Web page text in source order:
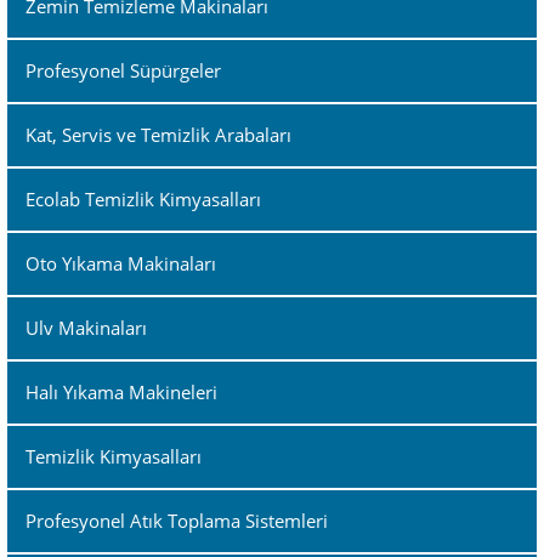
Zemin Temizleme Makinaları
Profesyonel Süpürgeler
Kat, Servis ve Temizlik Arabaları
Ecolab Temizlik Kimyasalları
Oto Yıkama Makinaları
Ulv Makinaları
Halı Yıkama Makineleri
Temizlik Kimyasalları
Profesyonel Atık Toplama Sistemleri